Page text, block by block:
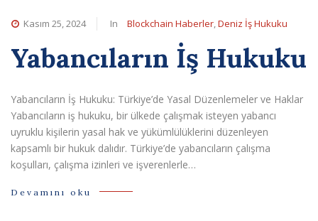
Kasım 25, 2024 In Blockchain Haberler,Deniz İş Hukuku
Yabancıların İş Hukuku
Yabancıların İş Hukuku: Türkiye’de Yasal Düzenlemeler ve Haklar
Yabancıların iş hukuku, bir ülkede çalışmak isteyen yabancı
uyruklu kişilerin yasal hak ve yükümlülüklerini düzenleyen
kapsamlı bir hukuk dalıdır. Türkiye’de yabancıların çalışma
koşulları, çalışma izinleri ve işverenlerle…
Devamını oku